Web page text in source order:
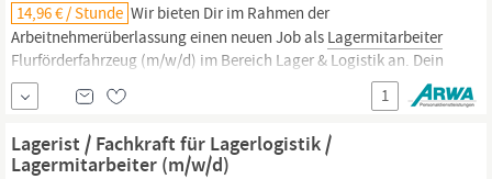
14,96 € / Stunde Wir bieten Dir im Rahmen der
Arbeitnehmerüberlassung einen neuen Job als Lagermitarbeiter
Flurförderfahrzeug (m/w/d) im Bereich Lager & Logistik an. Dein
neuer Arbeitsplatz bei uns ist in Vollzeit, SchichtWochenende in
Brandenburg. Unsere Benefits Bis zu 30 Tage Urlaub pro Jahr
Branchenzuschläge Essenszuschüsse Gesundheitsprämie...
1
Lagerist / Fachkraft für Lagerlogistik /
Lagermitarbeiter (m/w/d)